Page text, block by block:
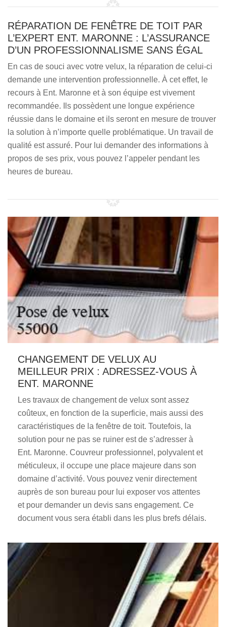
RÉPARATION DE FENÊTRE DE TOIT PAR
L’EXPERT ENT. MARONNE : L’ASSURANCE
D’UN PROFESSIONNALISME SANS ÉGAL
En cas de souci avec votre velux, la réparation de celui-ci
demande une intervention professionnelle. À cet effet, le
recours à Ent. Maronne et à son équipe est vivement
recommandée. Ils possèdent une longue expérience
réussie dans le domaine et ils seront en mesure de trouver
la solution à n’importe quelle problématique. Un travail de
qualité est assuré. Pour lui demander des informations à
propos de ses prix, vous pouvez l’appeler pendant les
heures de bureau.
CHANGEMENT DE VELUX AU
MEILLEUR PRIX : ADRESSEZ-VOUS À
ENT. MARONNE
Les travaux de changement de velux sont assez
coûteux, en fonction de la superficie, mais aussi des
caractéristiques de la fenêtre de toit. Toutefois, la
solution pour ne pas se ruiner est de s’adresser à
Ent. Maronne. Couvreur professionnel, polyvalent et
méticuleux, il occupe une place majeure dans son
domaine d’activité. Vous pouvez venir directement
auprès de son bureau pour lui exposer vos attentes
et pour demander un devis sans engagement. Ce
document vous sera établi dans les plus brefs délais.